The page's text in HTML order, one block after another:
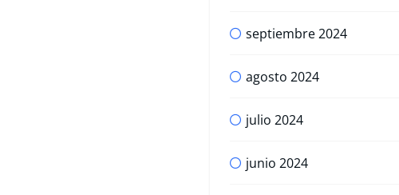
septiembre 2024
agosto 2024
julio 2024
junio 2024